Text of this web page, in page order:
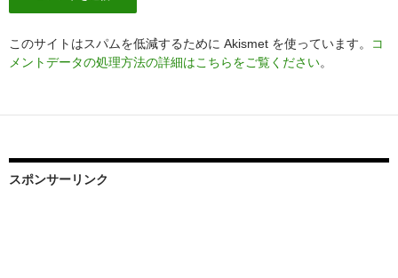
このサイトはスパムを低減するために Akismet を使っています。
コ
メントデータの処理方法の詳細はこちらをご覧ください。
スポンサーリンク